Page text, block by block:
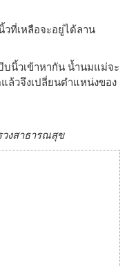
ที่เหลือจะอยู่ได้ลาน
นิ้วเข้าหากัน น้ำนมแม่จะ
ล้วจึงเปลี่ยนตำแหน่งของ
งสาธารณสุข